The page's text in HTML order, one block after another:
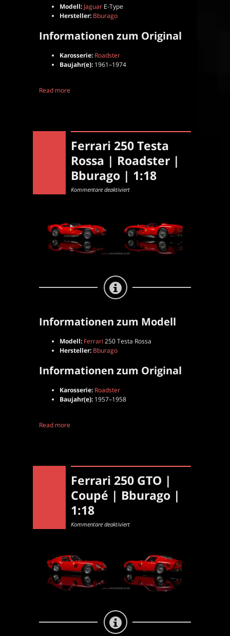
Modell: Jaguar E-Type
Hersteller: Bburago
Informationen zum Original
Karosserie: Roadster
Baujahr(e): 1961–1974
Read more
Ferrari 250 Testa
Rossa | Roadster |
Bburago | 1:18
Kommentare deaktiviertfür
|
Bburago
|
1:18
Informationen zum Modell
Modell: Ferrari 250 Testa Rossa
Hersteller: Bburago
Informationen zum Original
Karosserie: Roadster
Baujahr(e): 1957–1958
Read more
Ferrari 250 GTO |
Coupé | Bburago |
1:18
Kommentare deaktiviertfür
Bburago
|
1:18